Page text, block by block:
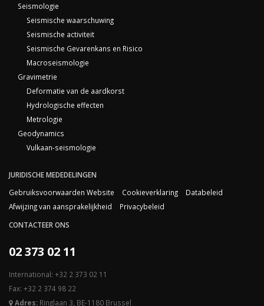
Seismologie
Seismische waarschuwing
Seismische activiteit
Seismische Gevarenkans en Risico
Macroseismologie
Gravimetrie
Deformatie van de aardkorst
Hydrologische effecten
Metrologie
Geodynamics
Vulkaan-seismologie
JURIDISCHE MEDEDELINGEN
Gebruiksvoorwaarden Website
Cookieverklaring
Databeleid
Afwijzing van aansprakelijkheid
Privacybeleid
CONTACTEER ONS
02 373 02 11
International: +32 2 373 02 11
Fax: +32 2 374 98 22
Adres: Ringlaan 3, BE-1180 Brussel